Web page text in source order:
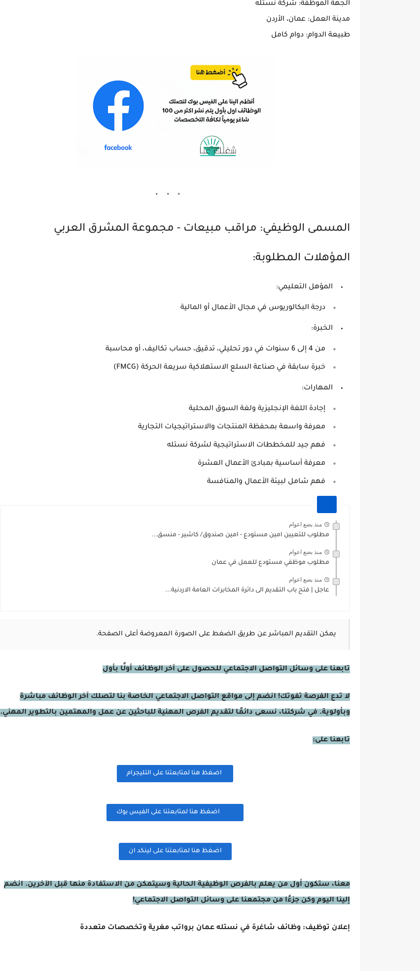
الجهة الموظفة: شركة نستله
مدينة العمل: عمان، الأردن
طبيعة الدوام: دوام كامل
المسمى الوظيفي: مراقب مبيعات - مجموعة المشرق العربي
المؤهلات المطلوبة:
المؤهل التعليمي:
درجة البكالوريوس في مجال الأعمال أو المالية
الخبرة:
من 4 إلى 6 سنوات في دور تحليلي، تدقيق، حساب تكاليف، أو محاسبة
خبرة سابقة في صناعة السلع الاستهلاكية سريعة الحركة (FMCG)
المهارات:
إجادة اللغة الإنجليزية ولغة السوق المحلية
معرفة واسعة بمحفظة المنتجات والاستراتيجيات التجارية
فهم جيد للمخططات الاستراتيجية لشركة نستله
معرفة أساسية بمبادئ الأعمال العشرة
فهم شامل لبيئة الأعمال والمنافسة
منذ بضع اعوام
مطلوب للتعيين امين مستودع - امين صندوق/ كاشير - منسق...
منذ بضع اعوام
مطلوب موظفي مستودع للعمل في عمان
منذ بضع اعوام
عاجل | فتح باب التقديم الى دائرة المخابرات العامة الاردنية...
يمكن التقديم المباشر عن طريق الضغط على الصورة المعروضة أعلى الصفحة.
تابعنا على وسائل التواصل الاجتماعي للحصول على آخر الوظائف أولًا بأول
لا تدع الفرصة تفوتك! انضم إلى مواقع التواصل الاجتماعي الخاصة بنا لتصلك آخر الوظائف مباشرة
وبأولوية. في شركتنا، نسعى دائمًا لتقديم الفرص المهنية للباحثين عن عمل والمهتمين بالتطوير المهني.
تابعنا على:
اضغظ هنا لمتابعتنا على التليجرام
اضغظ هنا لمتابعتنا على الفيس بوك
اضغظ هنا لمتابعتنا على لينكد ان
معنا، ستكون أول من يعلم بالفرص الوظيفية الحالية وسيتمكن من الاستفادة منها قبل الآخرين. انضم
إلينا اليوم وكن جزءًا من مجتمعنا على وسائل التواصل الاجتماعي!
إعلان توظيف: وظائف شاغرة في نستله عمان برواتب مغرية وتخصصات متعددة